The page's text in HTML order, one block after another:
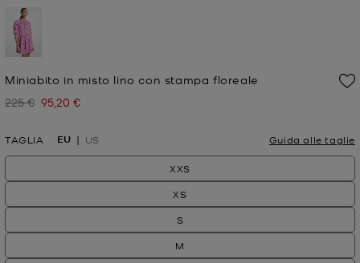
Miniabito in misto lino con stampa floreale
Prezzo iniziale
225 € Prezzo attuale
95,20 €
TAGLIA EU US Guida alle taglie
XXS
XS
S
M